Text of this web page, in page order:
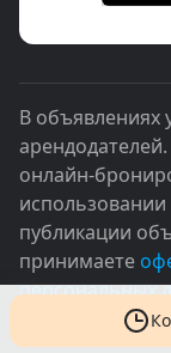
В объявлениях
онлайн-
использовании
публикации
принимаете
персональных
© 2005–2026